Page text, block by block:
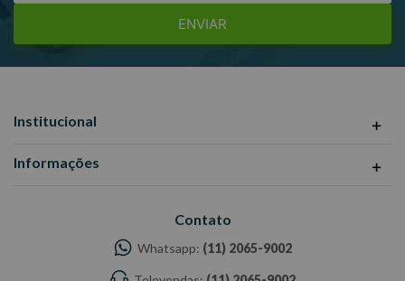
ENVIAR
Institucional
Informações
Contato
Whatsapp: (11) 2065-9002